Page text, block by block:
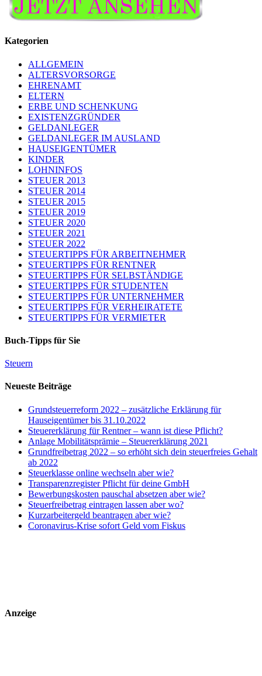
Kategorien
ALLGEMEIN
ALTERSVORSORGE
EHRENAMT
ELTERN
ERBE UND SCHENKUNG
EXISTENZGRÜNDER
GELDANLEGER
GELDANLEGER IM AUSLAND
HAUSEIGENTÜMER
KINDER
LOHNINFOS
STEUER 2013
STEUER 2014
STEUER 2015
STEUER 2019
STEUER 2020
STEUER 2021
STEUER 2022
STEUERTIPPS FÜR ARBEITNEHMER
STEUERTIPPS FÜR RENTNER
STEUERTIPPS FÜR SELBSTÄNDIGE
STEUERTIPPS FÜR STUDENTEN
STEUERTIPPS FÜR UNTERNEHMER
STEUERTIPPS FÜR VERHEIRATETE
STEUERTIPPS FÜR VERMIETER
Buch-Tipps für Sie
Steuern
Neueste Beiträge
Grundsteuerreform 2022 – zusätzliche Erklärung für
Hauseigentümer bis 31.10.2022
Steuererklärung für Rentner – wann ist diese Pflicht?
Anlage Mobilitätsprämie – Steuererklärung 2021
Grundfreibetrag 2022 – so erhöht sich dein steuerfreies Gehalt
ab 2022
Steuerklasse online wechseln aber wie?
Transparenzregister Pflicht für deine GmbH
Bewerbungskosten pauschal absetzen aber wie?
Steuerfreibetrag eintragen lassen aber wo?
Kurzarbeitergeld beantragen aber wie?
Coronavirus-Krise sofort Geld vom Fiskus
Anzeige